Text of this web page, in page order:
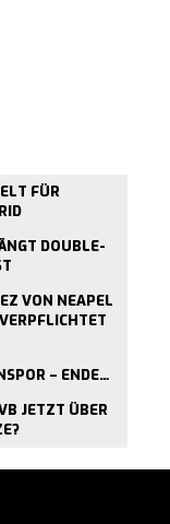
FÜR
DOUBLE-
VON NEAPEL
– ENDE
JETZT ÜBER